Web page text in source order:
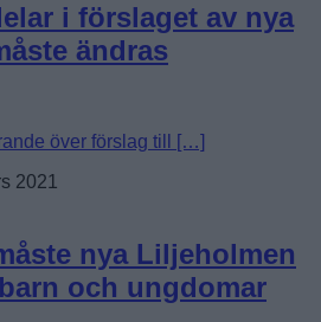
i förslaget av nya
ändras
över förslag till […]
2021
nya Liljeholmen
och ungdomar